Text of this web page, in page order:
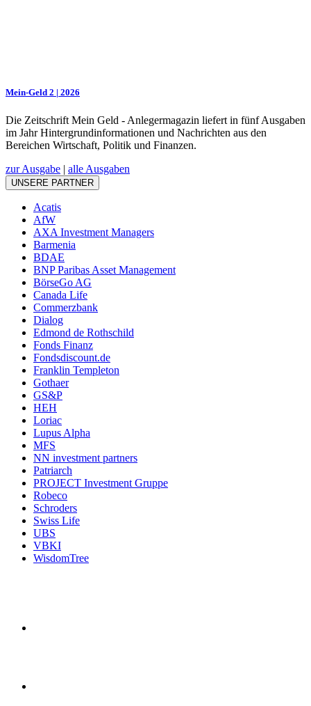
Mein-Geld 2 | 2026
Die Zeitschrift Mein Geld - Anlegermagazin liefert in fünf Ausgaben
im Jahr Hintergrundinformationen und Nachrichten aus den
Bereichen Wirtschaft, Politik und Finanzen.
zur Ausgabe | alle Ausgaben
UNSERE PARTNER
Acatis
AfW
AXA Investment Managers
Barmenia
BDAE
BNP Paribas Asset Management
BörseGo AG
Canada Life
Commerzbank
Dialog
Edmond de Rothschild
Fonds Finanz
Fondsdiscount.de
Franklin Templeton
Gothaer
GS&P
HEH
Loriac
Lupus Alpha
MFS
NN investment partners
Patriarch
PROJECT Investment Gruppe
Robeco
Schroders
Swiss Life
UBS
VBKI
WisdomTree